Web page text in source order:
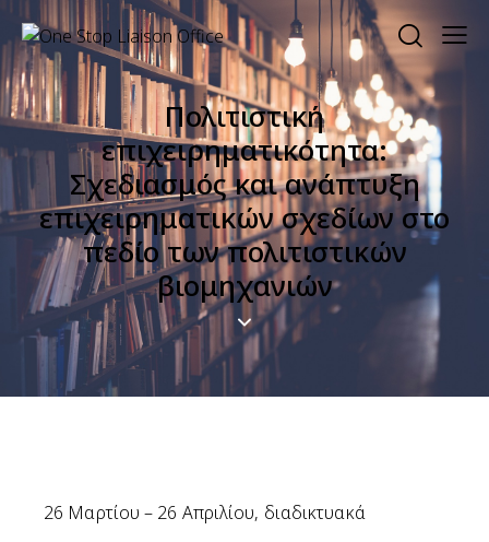
Πολιτιστική
επιχειρηματικότητα:
Σχεδιασμός και ανάπτυξη
επιχειρηματικών σχεδίων στο
πεδίο των πολιτιστικών
βιομηχανιών
26 Μαρτίου – 26 Απριλίου, διαδικτυακά